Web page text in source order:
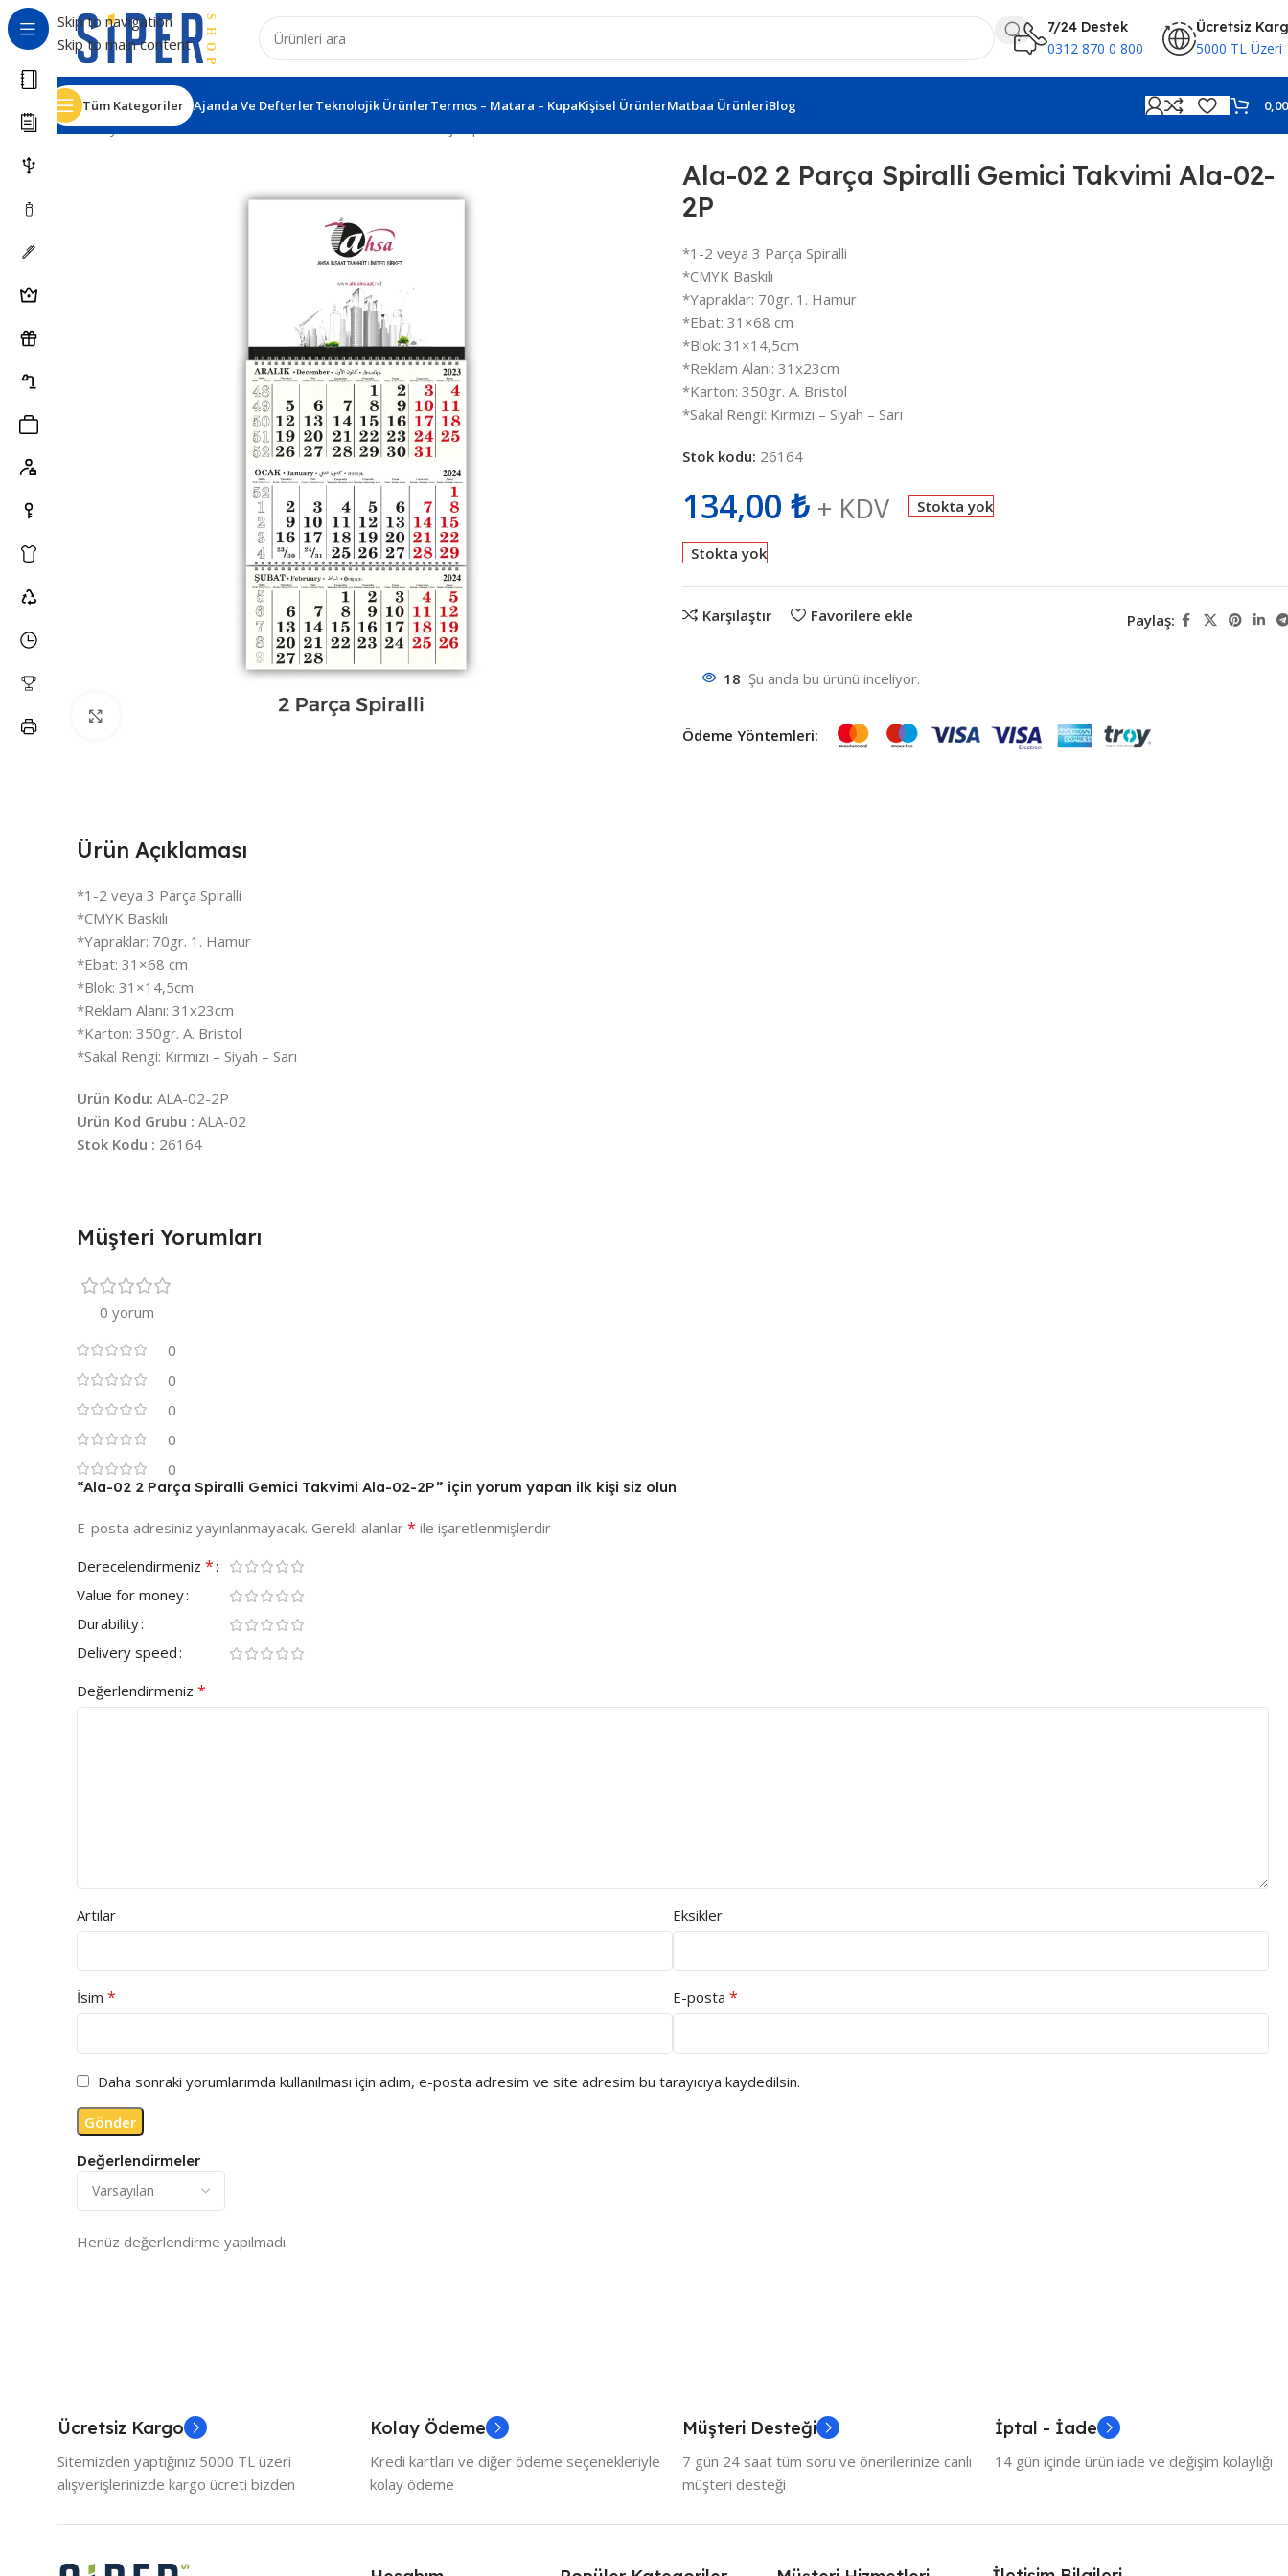
Skip to navigation
Skip to main content
7/24 Destek
0312 870 0 800
Ücretsiz
5000 TL Üzeri
Tüm Kategoriler Ajanda Ve DefterlerTeknolojik ÜrünlerTermos – Matara – KupaKişisel ÜrünlerMatbaa ÜrünleriBlog
Ana Sayfa Matbaa Ürünleri
Ala-02 2 Parça Spiralli Gemici Takvimi Ala-02-
2P
*1-2 veya 3 Parça Spiralli
*CMYK Baskılı
*Yapraklar: 70gr. 1. Hamur
*Ebat: 31×68 cm
*Blok: 31×14,5cm
*Reklam Alanı: 31x23cm
*Karton: 350gr. A. Bristol
*Sakal Rengi: Kırmızı – Siyah – Sarı
Stok kodu: 26164
134,00 ₺ + KDV Stokta yok
Stokta yok
Karşılaştır Favorilere ekle Paylaş:
18 Şu anda bu ürünü inceliyor.
Ödeme Yöntemleri:
Ürün Açıklaması
*1-2 veya 3 Parça Spiralli
*CMYK Baskılı
*Yapraklar: 70gr. 1. Hamur
*Ebat: 31×68 cm
*Blok: 31×14,5cm
*Reklam Alanı: 31x23cm
*Karton: 350gr. A. Bristol
*Sakal Rengi: Kırmızı – Siyah – Sarı
Ürün Kodu: ALA-02-2P
Ürün Kod Grubu : ALA-02
Stok Kodu : 26164
Müşteri Yorumları
0 yorum
0
0
0
0
0
Değerlendirmeler
Henüz değerlendirme yapılmadı.
“Ala-02 2 Parça Spiralli Gemici Takvimi Ala-02-2P” için yorum yapan ilk kişi siz olun
E-posta adresiniz yayınlanmayacak. Gerekli alanlar * ile işaretlenmişlerdir
Derecelendirmeniz *
Value for money
Durability
Delivery speed
Değerlendirmeniz *
Artılar Eksikler
İsim * E-posta *
Daha sonraki yorumlarımda kullanılması için adım, e-posta adresim ve site adresim bu tarayıcıya kaydedilsin.
Ücretsiz Kargo
Sitemizden yaptığınız 5000 TL üzeri
alışverişlerinizde kargo ücreti bizden
Kolay Ödeme
Kredi kartları ve diğer ödeme seçenekleriyle
kolay ödeme
Müşteri Desteği
7 gün 24 saat tüm soru ve önerilerinize canlı
müşteri desteği
İptal - İade
14 gün içinde ürün iade ve değişim kolaylığı